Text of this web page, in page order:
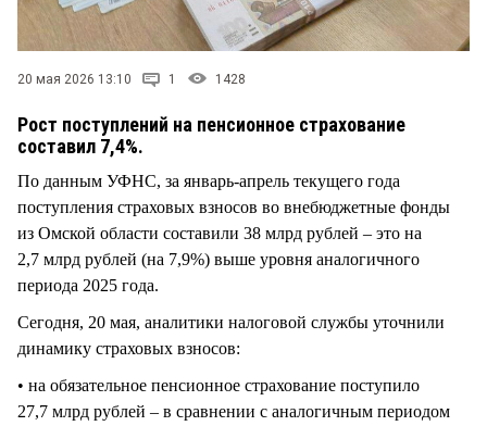
20 мая 2026 13:10 1 1428
Рост поступлений на пенсионное страхование
составил 7,4%.
По данным УФНС, за январь-апрель текущего года
поступления страховых взносов во внебюджетные фонды
из Омской области составили 38 млрд рублей – это на
2,7 млрд рублей (на 7,9%) выше уровня аналогичного
периода 2025 года.
Сегодня, 20 мая, аналитики налоговой службы уточнили
динамику страховых взносов:
• на обязательное пенсионное страхование поступило
27,7 млрд рублей – в сравнении с аналогичным периодом